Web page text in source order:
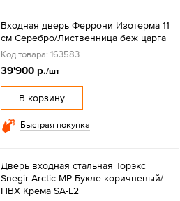
Входная дверь Феррони Изотерма 11
см Серебро/Лиственница беж царга
Код товара: 163583
39'900 р./шт
В корзину
Быстрая покупка
Дверь входная стальная Торэкс
Snegir Arctic MP Букле коричневый/
ПВХ Крема SA-L2